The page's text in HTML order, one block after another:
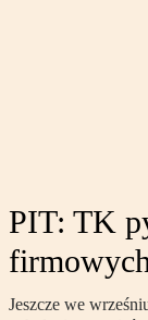
PIT: TK
firmowych
Jeszcze we